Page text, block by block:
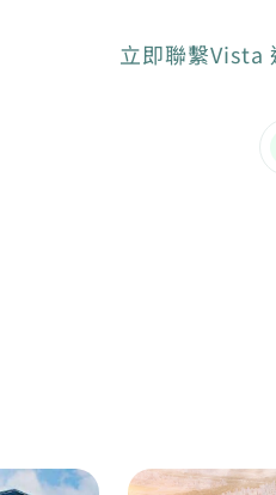
立即聯繫Vista